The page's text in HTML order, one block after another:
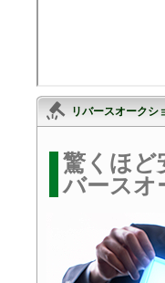
リバースオークシ
驚くほど
バースオ